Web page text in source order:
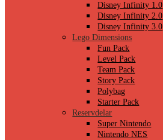
Disney Infinity 1.0
Disney Infinity 2.0
Disney Infinity 3.0
Lego Dimensions
Fun Pack
Level Pack
Team Pack
Story Pack
Polybag
Starter Pack
Reservdelar
Super Nintendo
Nintendo NES